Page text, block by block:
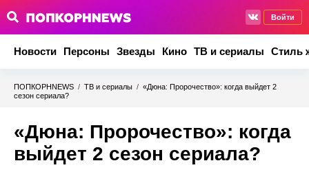
Войти
Новости Персоны Звезды Кино ТВ и сериалы Стиль
ПОПКОРНNEWS / ТВ и сериалы / «Дюна: Пророчество»: когда выйдет 2
сезон сериала?
«Дюна: Пророчество»: когда
выйдет 2 сезон сериала?